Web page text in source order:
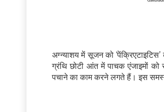
अग्न्याशय में सूजन को
ग्रंथि छोटी आंत में पाचक एंजाइमों
पचाने का काम करने लगते हैं। इस